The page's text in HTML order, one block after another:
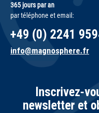
365 jours par an
par téléphone et email:
+49 (0) 2241
info@magnosphere.fr
Inscrivez-
newsletter et